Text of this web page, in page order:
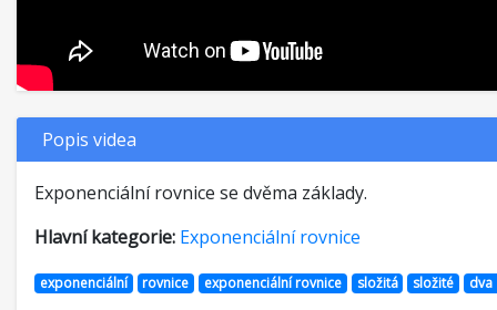
Popis videa
Exponenciální rovnice se dvěma základy.
Hlavní kategorie: Exponenciální rovnice
exponenciální rovnice exponenciální rovnice složitá složité dva